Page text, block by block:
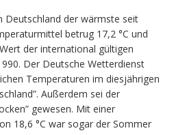
Deutschland der wärmste seit
betrug 17,2 °C und
der international gültigen
Der Deutsche Wetterdienst
Temperaturen im diesjährigen
Außerdem sei der
gewesen. Mit einer
18,6 °C war sogar der Sommer